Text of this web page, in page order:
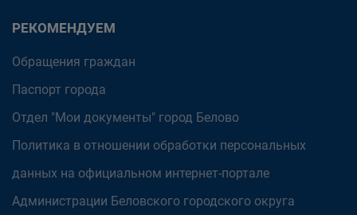
РЕКОМЕНДУЕМ
Обращения граждан
Паспорт города
Отдел "Мои документы" город Белово
Политика в отношении обработки персональных
данных на официальном интернет-портале
Администрации Беловского городского округа